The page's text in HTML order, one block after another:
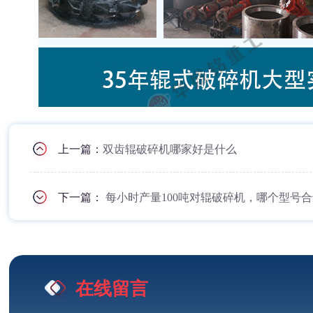
上一篇：双齿辊破碎机哪家好是什么
下一篇：每小时产量100吨对辊破碎机，哪个型号
在线留言